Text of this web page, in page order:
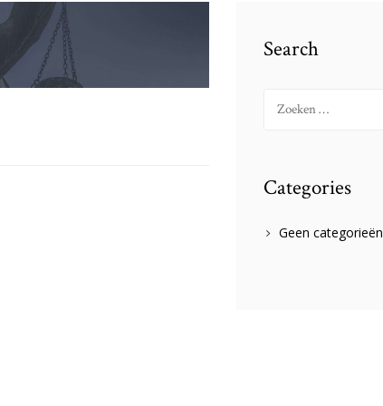
Search
Zoeken
Categories
Geen categorieën